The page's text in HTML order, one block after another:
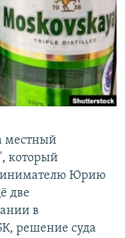
местный
который
Юрию
две
в
решение суда